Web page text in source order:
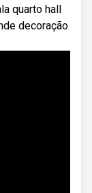
quarto hall
decoração